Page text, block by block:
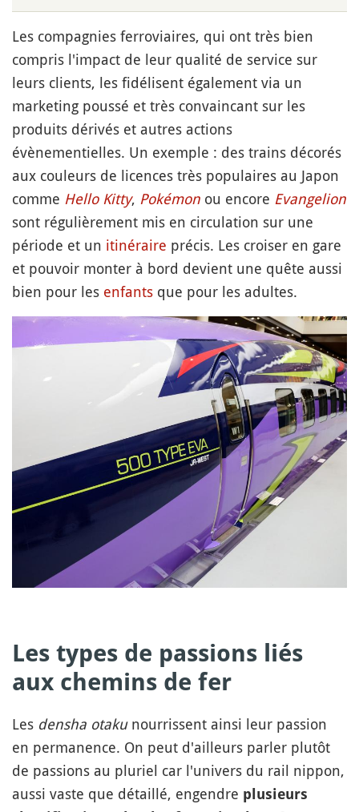
Les compagnies ferroviaires, qui ont très bien
compris l'impact de leur qualité de service sur
leurs clients, les fidélisent également via un
marketing poussé et très convaincant sur les
produits dérivés et autres actions
évènementielles. Un exemple : des trains décorés
aux couleurs de licences très populaires au Japon
comme Hello Kitty, Pokémon ou encore Evangelion
sont régulièrement mis en circulation sur une
période et un itinéraire précis. Les croiser en gare
et pouvoir monter à bord devient une quête aussi
bien pour les enfants que pour les adultes.
Les types de passions liés
aux chemins de fer
Les densha otakunourrissent ainsi leur passion
en permanence. On peut d'ailleurs parler plutôt
de passions au pluriel car l'univers du rail nippon,
aussi vaste que détaillé, engendre plusieurs